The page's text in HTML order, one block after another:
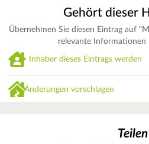
Gehört dieser
Übernehmen Sie diesen Eintrag auf
relevante Informationen
Inhaber dieses Eintrags werden
Änderungen vorschlagen
Teilen